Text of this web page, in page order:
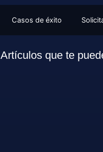
Casos de éxito
Artículos que te